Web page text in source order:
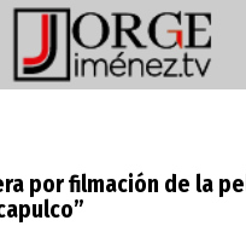
por filmación de la